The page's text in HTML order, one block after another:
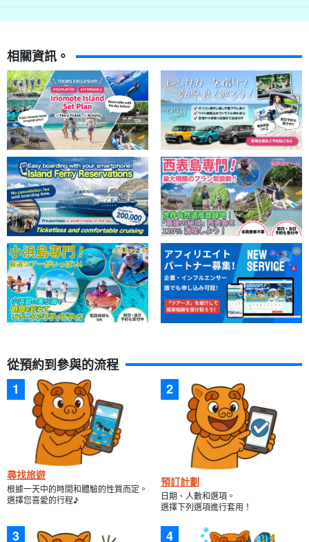
相關資訊。
從預約到參與的流程
尋找旅遊
根據一天中的時間和體驗的性質而定。
選擇您喜愛的行程♪
預訂計劃
日期、人數和選項。
選擇下列選項進行套用！